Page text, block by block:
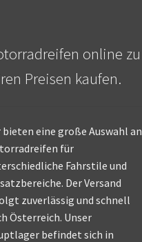
online zu
Preisen kaufen.
bieten eine große Auswahl an
für
Fahrstile und
Der Versand
zuverlässig und schnell
Österreich. Unser
befindet sich in